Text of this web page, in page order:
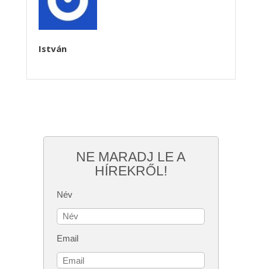
István
NE MARADJ LE A
HÍREKRŐL!
Név
Email